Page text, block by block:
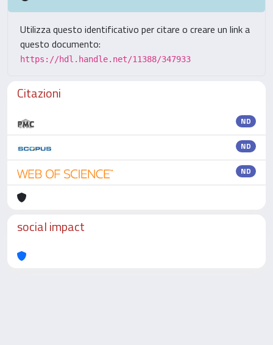
Utilizza questo identificativo per citare o creare un link a
questo documento:
https://hdl.handle.net/11388/347933
Citazioni
ND
ND
ND
social impact